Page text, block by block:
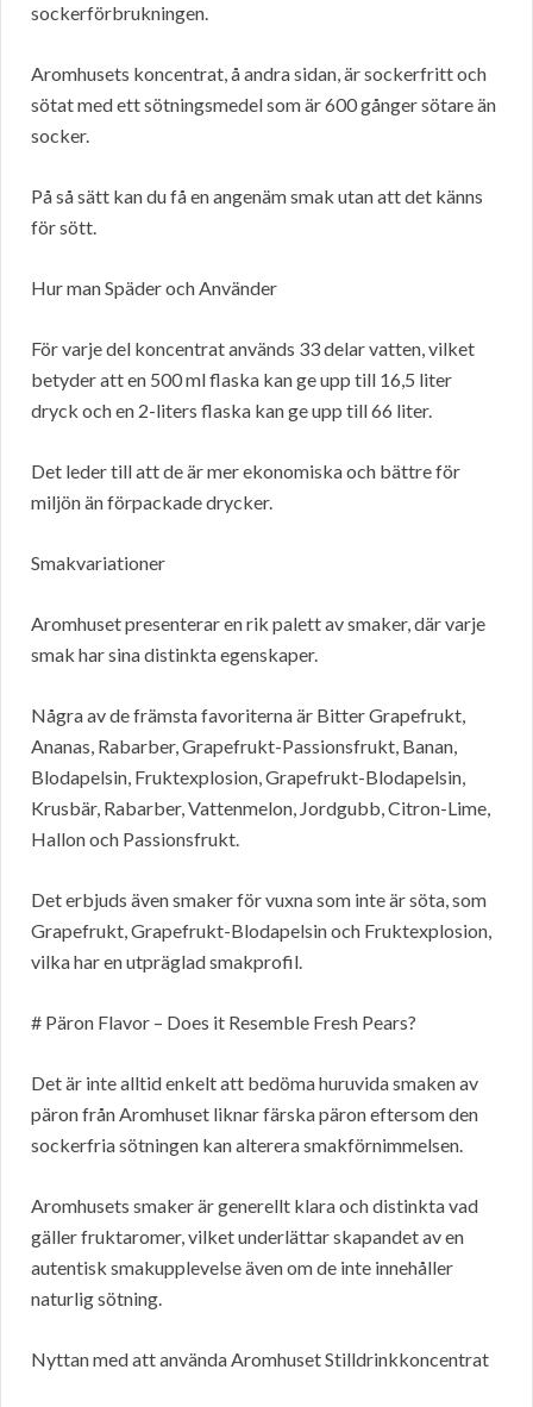
sockerförbrukningen.
Aromhusets koncentrat, å andra sidan, är sockerfritt och
sötat med ett sötningsmedel som är 600 gånger sötare än
socker.
På så sätt kan du få en angenäm smak utan att det känns
för sött.
Hur man Späder och Använder
För varje del koncentrat används 33 delar vatten, vilket
betyder att en 500 ml flaska kan ge upp till 16,5 liter
dryck och en 2-liters flaska kan ge upp till 66 liter.
Det leder till att de är mer ekonomiska och bättre för
miljön än förpackade drycker.
Smakvariationer
Aromhuset presenterar en rik palett av smaker, där varje
smak har sina distinkta egenskaper.
Några av de främsta favoriterna är Bitter Grapefrukt,
Ananas, Rabarber, Grapefrukt-Passionsfrukt, Banan,
Blodapelsin, Fruktexplosion, Grapefrukt-Blodapelsin,
Krusbär, Rabarber, Vattenmelon, Jordgubb, Citron-Lime,
Hallon och Passionsfrukt.
Det erbjuds även smaker för vuxna som inte är söta, som
Grapefrukt, Grapefrukt-Blodapelsin och Fruktexplosion,
vilka har en utpräglad smakprofil.
# Päron Flavor – Does it Resemble Fresh Pears?
Det är inte alltid enkelt att bedöma huruvida smaken av
päron från Aromhuset liknar färska päron eftersom den
sockerfria sötningen kan alterera smakförnimmelsen.
Aromhusets smaker är generellt klara och distinkta vad
gäller fruktaromer, vilket underlättar skapandet av en
autentisk smakupplevelse även om de inte innehåller
naturlig sötning.
Nyttan med att använda Aromhuset Stilldrinkkoncentrat